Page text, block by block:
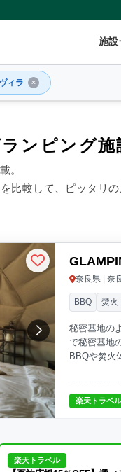
施設
ィラ
ループ)
ペット連れ
コテージ・ロッジ バ
焚火・キャンプファイヤー
あり
ンピング施
。
比較して、ピッタリの
奈良県 | 奈
秘密基地の
で秘密基地
BBQや焚火
BBQ 焚火
楽天トラベ
楽天トラベル